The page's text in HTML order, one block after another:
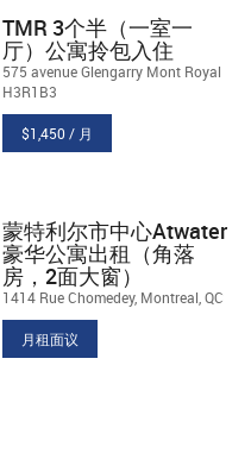
TMR 3个半（一室一
厅）公寓拎包入住
575 avenue Glengarry Mont Royal
H3R1B3
$1,450 / 月
蒙特利尔市中心Atwater
豪华公寓出租（角落
房，2面大窗）
1414 Rue Chomedey, Montreal, QC
月租面议